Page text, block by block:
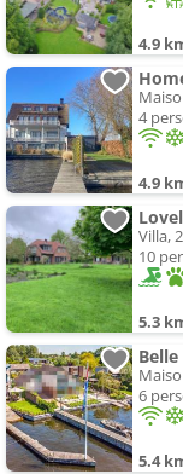
4.9
4
4.9
Villa,
10
5.3
6
5.4